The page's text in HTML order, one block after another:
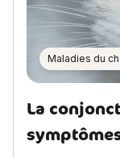
Maladies du
La